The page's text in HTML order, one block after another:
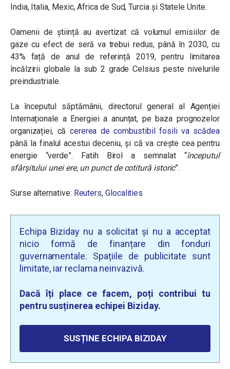
India, Italia, Mexic, Africa de Sud, Turcia și Statele Unite.
Oamenii de știință au avertizat că volumul emisiilor de
gaze cu efect de seră va trebui redus, până în 2030, cu
43% față de anul de referință 2019, pentru limitarea
încălzirii globale la sub 2 grade Celsius peste nivelurile
preindustriale.
La începutul săptămânii, directorul general al Agenției
Internaționale a Energiei a anunțat, pe baza prognozelor
organizației, că cererea de combustibil fosili va scădea
până la finalul acestui deceniu, și că va crește cea pentru
energie “verde”. Fatih Birol a semnalat “începutul
sfârșitului unei ere, un punct de cotitură istoric”.
Surse alternative: Reuters, Glocalities
Echipa Biziday nu a solicitat și nu a acceptat
nicio formă de finanțare din fonduri
guvernamentale. Spațiile de publicitate sunt
limitate, iar reclama neinvazivă.
Dacă îți place ce facem, poți contribui tu
pentru susținerea echipei Biziday.
SUSȚINE ECHIPA BIZIDAY